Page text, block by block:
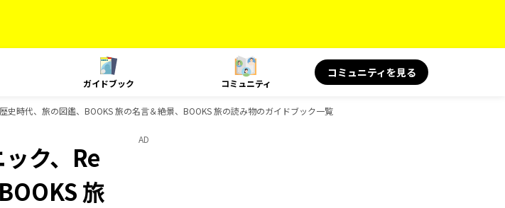
ガイドブック コミュニティ
コミュニティを見る
時代、旅の図鑑、BOOKS 旅の名言＆絶景、BOOKS 旅の読み物のガイドブック一覧
ク、Re
旅
AD